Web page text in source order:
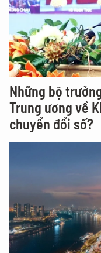
Những bộ
Trung ương về
chuyển đổi số?